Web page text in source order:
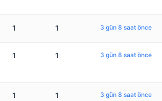
1 1 3 gün 8 saat önce
1 1 3 gün 8 saat önce
1 1 3 gün 8 saat önce